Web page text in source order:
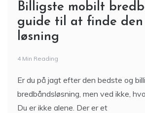
Billigste mobilt
guide til at finde den
løsning
4 Min Reading
Er du på jagt efter den bedste og
bredbåndsløsning, men ved ikke,
Du er ikke alene. Der er et